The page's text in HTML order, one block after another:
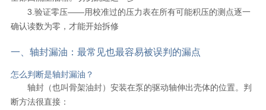
3.验证零压——用校准过的压力表在所有可能积压的测点逐一
确认读数为零，才能开始拆修
一、轴封漏油：最常见也最容易被误判的漏点
怎么判断是轴封漏油？
轴封（也叫骨架油封）安装在泵的驱动轴伸出壳体的位置。判
断方法很直接：